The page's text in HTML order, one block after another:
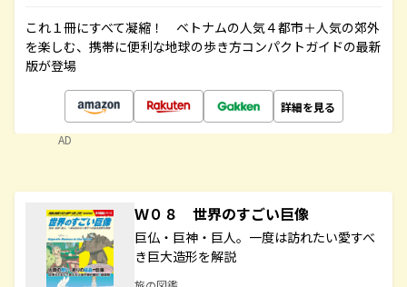
これ１冊にすべて凝縮！ ベトナムの人気４都市＋人気の郊外
を楽しむ、携帯に便利な地球の歩き方コンパクトガイドの最新
版が登場
詳細を見る
AD
Ｗ０８ 世界のすごい巨像
巨仏・巨神・巨人。一度は訪れたい愛すべ
き巨大造形を解説